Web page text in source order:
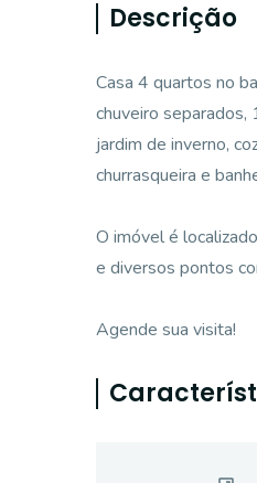
Descrição
Casa 4 quartos no
chuveiro separados,
jardim de inverno,
churrasqueira e
O imóvel é
e diversos pontos
Agende sua visita!